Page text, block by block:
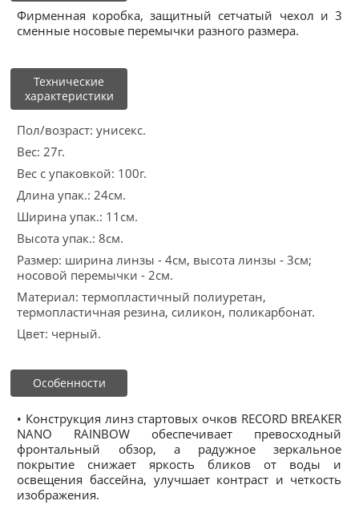
Фирменная коробка, защитный сетчатый чехол и 3
сменные носовые перемычки разного размера.
Технические
характеристики
Пол/возраст: унисекс.
Вес: 27г.
Вес с упаковкой: 100г.
Длина упак.: 24см.
Ширина упак.: 11см.
Высота упак.: 8см.
Размер: ширина линзы - 4см, высота линзы - 3см;
носовой перемычки - 2см.
Материал: термопластичный полиуретан,
термопластичная резина, силикон, поликарбонат.
Цвет: черный.
Особенности
• Конструкция линз стартовых очков RECORD BREAKER
NANO RAINBOW обеспечивает превосходный
фронтальный обзор, а радужное зеркальное
покрытие снижает яркость бликов от воды и
освещения бассейна, улучшает контраст и четкость
изображения.